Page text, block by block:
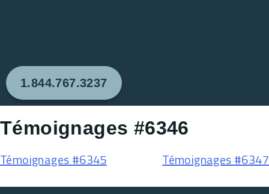
1.844.767.3237
Témoignages #6346
Témoignages #6345 Témoignages #6347